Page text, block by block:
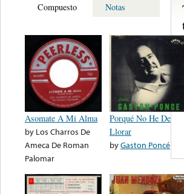
Compuesto Notas
Asomate A Mi Alma
by Los Charros De
Ameca De Roman
Palomar
Porqué No He De
Llorar
byGaston Poncé